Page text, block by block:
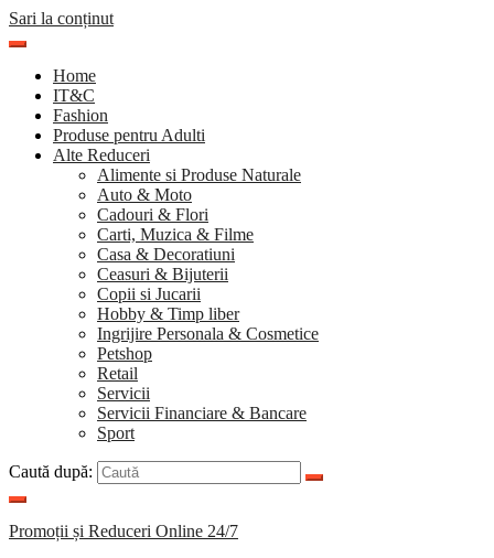
Sari la conținut
Home
IT&C
Fashion
Produse pentru Adulti
Alte Reduceri
Alimente si Produse Naturale
Auto & Moto
Cadouri & Flori
Carti, Muzica & Filme
Casa & Decoratiuni
Ceasuri & Bijuterii
Copii si Jucarii
Hobby & Timp liber
Ingrijire Personala & Cosmetice
Petshop
Retail
Servicii
Servicii Financiare & Bancare
Sport
Caută după:
Promoții și Reduceri Online 24/7